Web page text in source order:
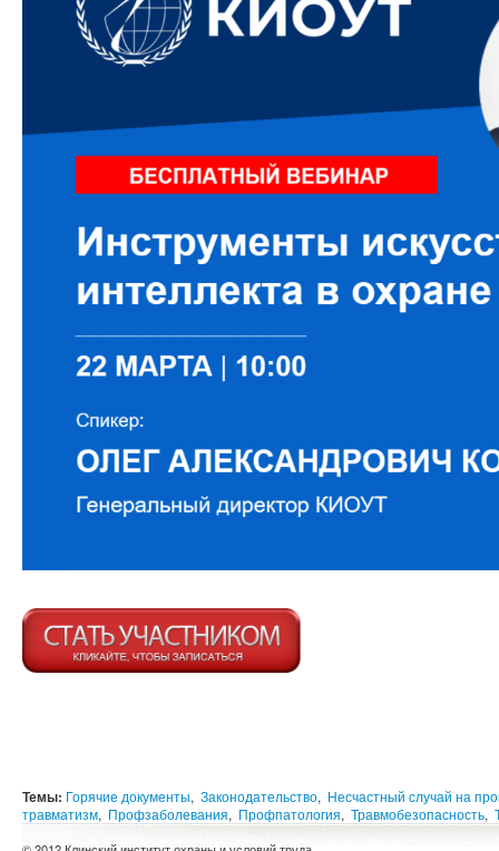
Темы: Горячие документы, Законодательство, Несчастный случай на
травматизм, Профзаболевания, Профпатология, Травмобезопасность,